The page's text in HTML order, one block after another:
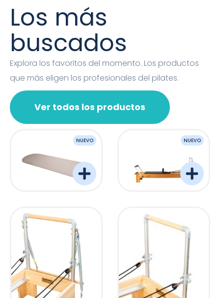
NUEVO NUEVO
Ver todos los productos
Los más
buscados
Explora los favoritos del momento. Los productos
que más eligen los profesionales del pilates.